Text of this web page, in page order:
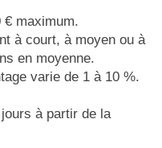
€ maximum.
à court, à moyen ou à
en moyenne.
varie de 1 à 10 %.
à partir de la